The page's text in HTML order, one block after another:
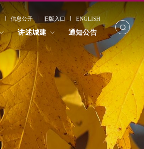
信息公开 旧版入口 ENGLISH
讲述城建 通知公告